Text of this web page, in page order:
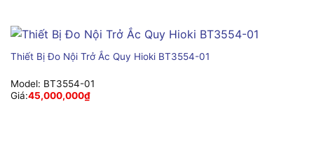
Thiết Bị Đo Nội Trở Ắc Quy Hioki BT3554-01
Model: BT3554-01
Giá:45,000,000₫